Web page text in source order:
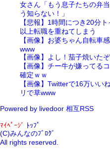
女さん「もう息子たちの弁
う知らない！」
【悲報】1時間につき20分
以上転職を重ねてしまう
【画像】お婆ちゃん自転車
www
【画像】よし！茄子焼いた
【画像】チー牛が嫌ってる
確定ｗｗ
【画像】Twitterで16万いい
リで草www
Powered by livedoor 相互RSS
ﾏｲﾍﾟｰｼﾞ
ﾄｯﾌﾟ
(C)みんなのﾌﾞﾛｸﾞ
All rights reserved.